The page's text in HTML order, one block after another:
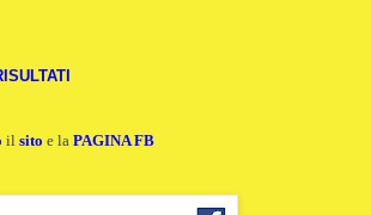
il sito e la PAGINA FB